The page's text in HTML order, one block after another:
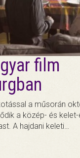
film
a műsorán
a közép- és
A hajdani keleti…